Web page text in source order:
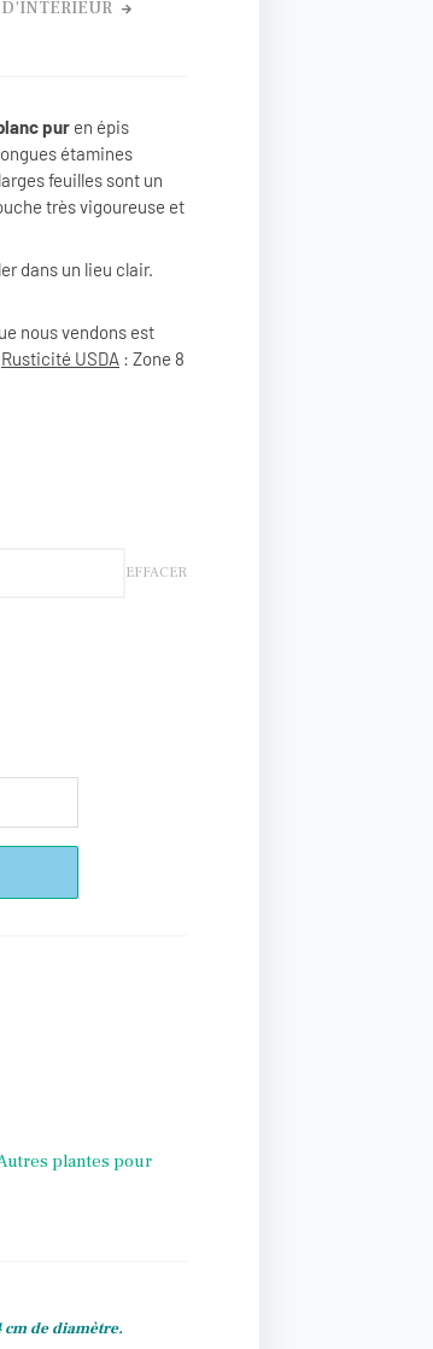
pur en épis
étamines
feuilles sont un
très vigoureuse et
dans un lieu clair.
nous vendons est
Rusticité USDA : Zone 8
EFFACER
plantes pour
cm de diamètre.